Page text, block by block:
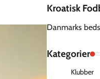
Kroatisk
Danmarks
Kategorier
Klubber